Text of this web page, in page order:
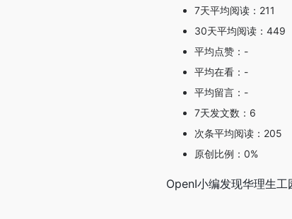
7天平均阅读：211
30天平均阅读：449
平均点赞：-
平均在看：-
平均留言：-
7天发文数：6
次条平均阅读：205
原创比例：0%
OpenI小编发现华理生工